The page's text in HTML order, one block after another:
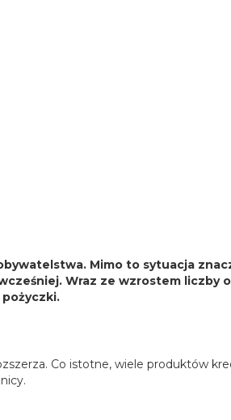
Mimo to sytuacja
Wraz ze wzrostem liczby
Co istotne, wiele produktów